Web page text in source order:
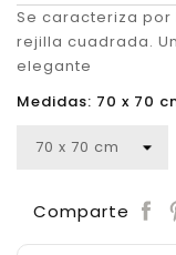
Se caracteriza por
rejilla cuadrada.
elegante
Medidas: 70 x 70
Comparte